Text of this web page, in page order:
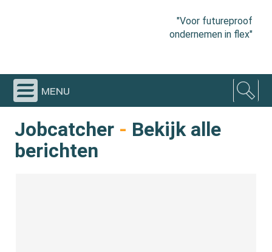
"Voor futureproof
ondernemen in flex"
menu
Jobcatcher - Bekijk alle
berichten